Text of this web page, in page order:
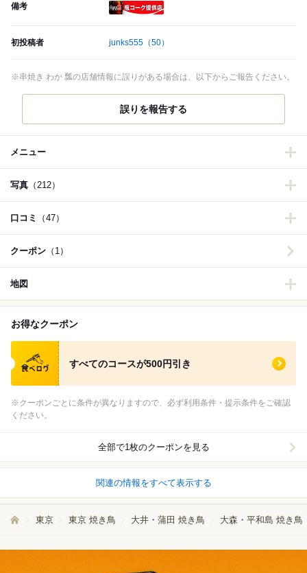
備考
初投稿者 junks555 （50）
※串焼き わか 瓢の店舗情報に誤りがある場合は、以下からご報告ください。
誤りを報告する
メニュー
写真 （212）
口コミ （47）
クーポン （1）
地図
お得なクーポン
食べログ クーポン
すべてのコースが500円引き
※クーポンごとに条件が異なりますので、必ず利用条件・提示条件をご確認
ください。
全部で1枚のクーポンを見る
関連の情報をすべて表示する
東京 東京 焼き鳥 大井・蒲田 焼き鳥 大森・平和島 焼き鳥